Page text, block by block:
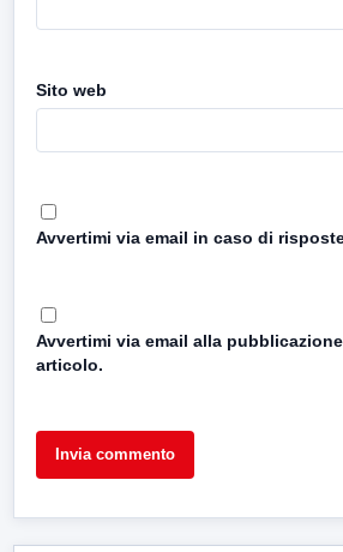
Sito web
Avvertimi via email in caso di
Avvertimi via email alla
articolo.